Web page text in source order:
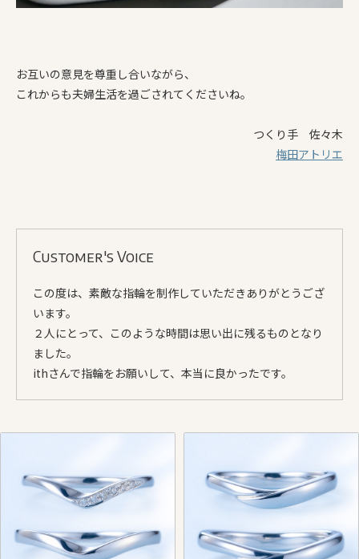
お互いの意見を尊重し合いながら、
これからも夫婦生活を過ごされてくださいね。
つくり手 佐々木
梅田アトリエ
Customer's Voice
この度は、素敵な指輪を制作していただきありがとうござ
います。
２人にとって、このような時間は思い出に残るものとなり
ました。
ithさんで指輪をお願いして、本当に良かったです。